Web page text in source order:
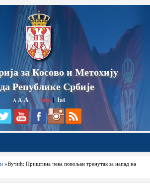
за Косово и Метохију
Републике Србије
A AA ћир|lat
»Вучић: Приштина чека повољан тренутак за напад на